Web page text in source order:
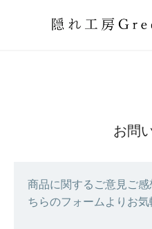
お問
商品に関するご意見ご
ちらのフォームよりお気